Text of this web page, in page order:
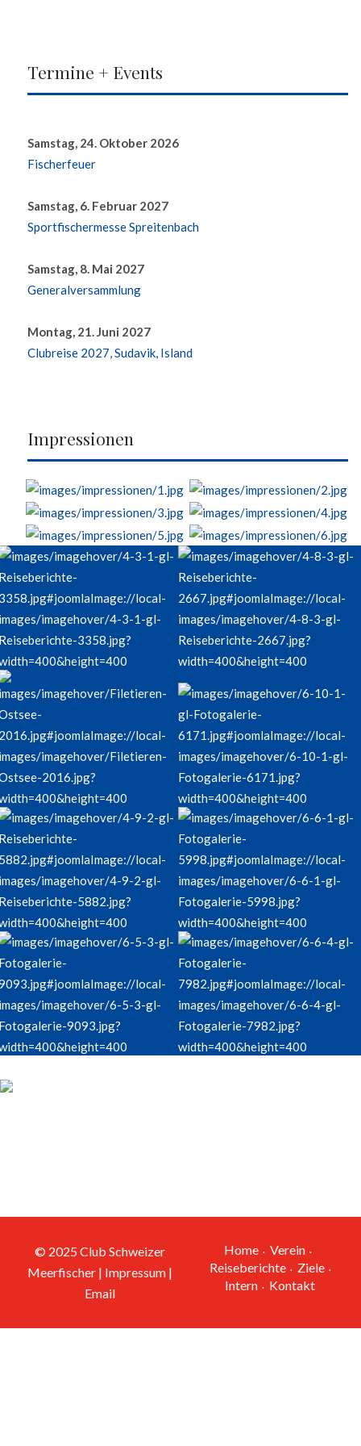
Termine + Events
Samstag, 24. Oktober 2026
Fischerfeuer
Samstag, 6. Februar 2027
Sportfischermesse Spreitenbach
Samstag, 8. Mai 2027
Generalversammlung
Montag, 21. Juni 2027
Clubreise 2027, Sudavik, Island
Impressionen
Team Work Freundschaften
Reisen Kameradschaft
Home
Verein
Reiseberichte
Ziele
Intern
Kontakt
© 2025 Club Schweizer
Meerfischer | Impressum |
Email